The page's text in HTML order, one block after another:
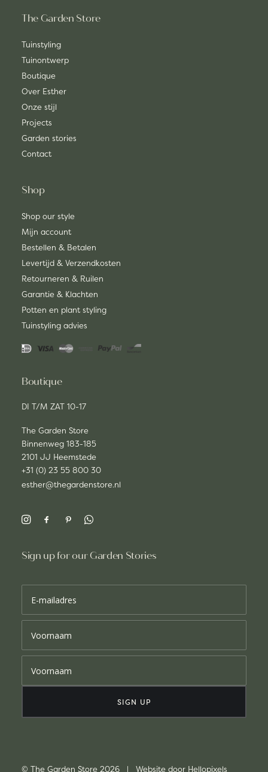
The Garden Store
Tuinstyling
Tuinontwerp
Boutique
Over Esther
Onze stijl
Projects
Garden stories
Contact
Shop
Shop our style
Mijn account
Bestellen & Betalen
Levertijd & Verzendkosten
Retourneren & Ruilen
Garantie & Klachten
Potten en plant styling
Tuinstyling advies
Boutique
DI T/M ZAT 10-17
The Garden Store
Binnenweg 183-185
2101 JJ Heemstede
+31 (0) 23 55 800 30
esther@thegardenstore.nl
Sign up for our Garden Stories
© The Garden Store 2026 | Website door Hellopixels